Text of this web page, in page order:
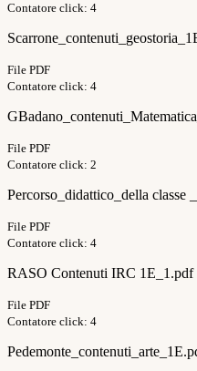
Contatore click: 4
File PDF
Contatore click: 4
File PDF
Contatore click: 2
Percorso_didattico_della
File PDF
Contatore click: 4
RASO Contenuti IRC 1E_1.pdf
File PDF
Contatore click: 4